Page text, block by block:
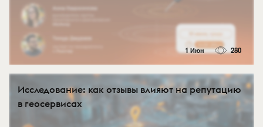
1 Июн 280
Исследование: как отзывы влияют на репутацию
в геосервисах